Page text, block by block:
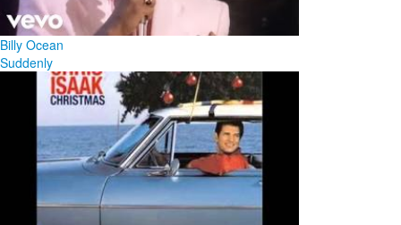
Billy Ocean
Suddenly